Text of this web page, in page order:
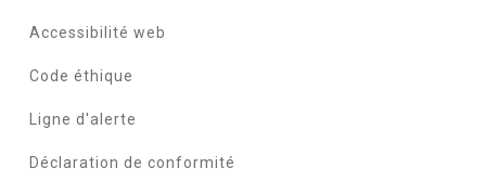
Accessibilité web
Code éthique
Ligne d'alerte
Déclaration de conformité